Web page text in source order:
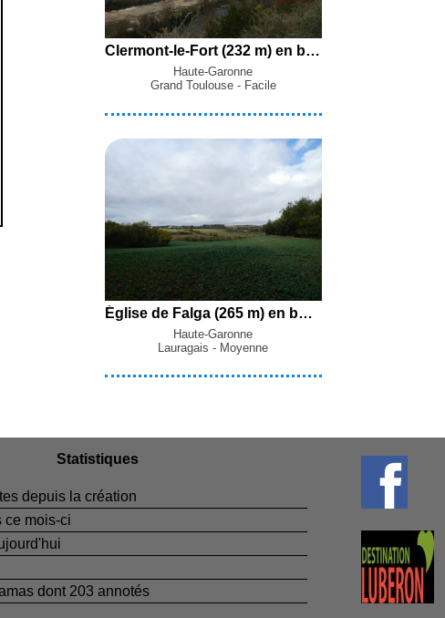
Clermont-le-Fort (232 m) en boucle par le Ruisseau des Mérigues, les Tailladettes, Saint-Martin et le village de Goyrans depuis Aureville
Haute-Garonne
Grand Toulouse - Facile
Église de Falga (265 m) en boucle par les Mourettes, le Ricas, les Tourrètes et En Cassé depuis Cambiac
Haute-Garonne
Lauragais - Moyenne
Statistiques
depuis la création
ce mois-ci
dont 203 annotés